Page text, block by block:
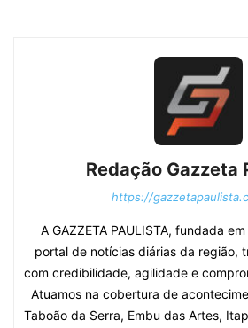
Redação Gazzeta
https://
A GAZZETA PAULISTA, fundada
portal de notícias diárias da região,
com credibilidade, agilidade e
Atuamos na cobertura de
Taboão da Serra, Embu das Artes,